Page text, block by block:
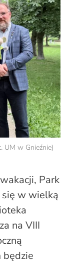
UM w Gnieźnie)
Park
się w wielką
na VIII